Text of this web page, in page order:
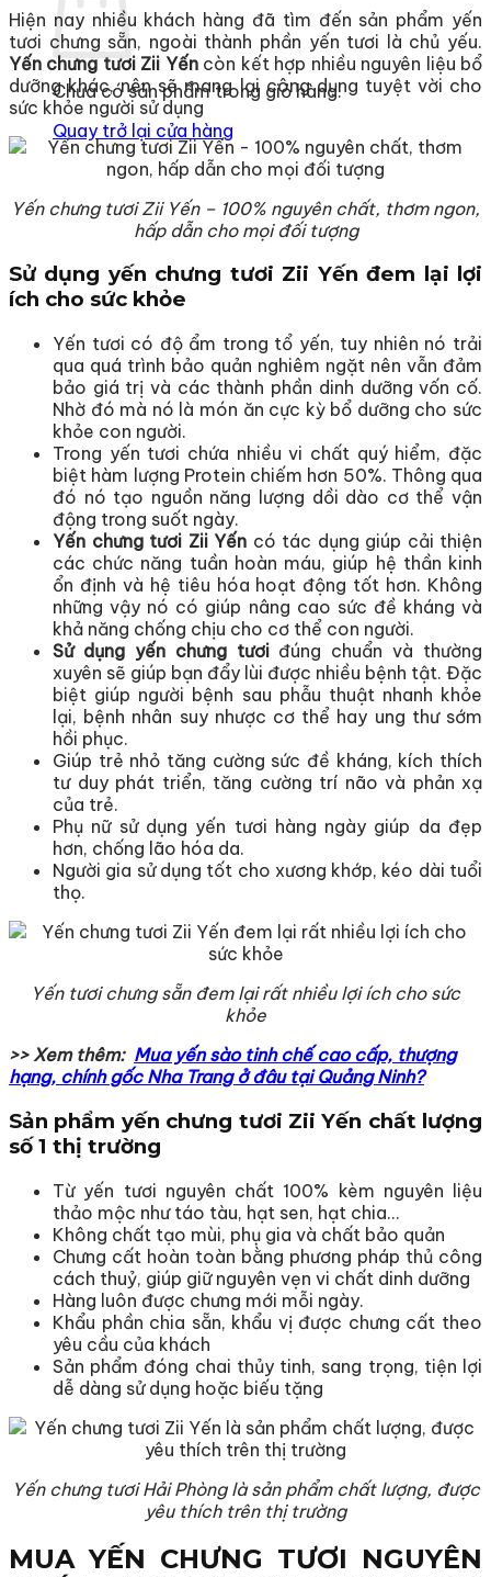
Chưa có sản phẩm trong giỏ hàng.
Quay trở lại cửa hàng
Hiện nay nhiều khách hàng đã tìm đến sản phẩm yến
tươi chưng sẵn, ngoài thành phần yến tươi là chủ yếu.
Yến chưng tươi Zii Yếncòn kết hợp nhiều nguyên liệu bổ
dưỡng khác, nên sẽ mang lại công dụng tuyệt vời cho
sức khỏe người sử dụng
Yến chưng tươi Zii Yến – 100% nguyên chất, thơm ngon,
hấp dẫn cho mọi đối tượng
Sử dụng yến chưng tươi Zii Yến đem lại lợi
ích cho sức khỏe
Yến tươi có độ ẩm trong tổ yến, tuy nhiên nó trải
qua quá trình bảo quản nghiêm ngặt nên vẫn đảm
bảo giá trị và các thành phần dinh dưỡng vốn cố.
Nhờ đó mà nó là món ăn cực kỳ bổ dưỡng cho sức
khỏe con người.
Trong yến tươi chứa nhiều vi chất quý hiểm, đặc
biệt hàm lượng Protein chiếm hơn 50%. Thông qua
đó nó tạo nguồn năng lượng dồi dào cơ thể vận
động trong suốt ngày.
Yến chưng tươi Zii Yến có tác dụng giúp cải thiện
các chức năng tuần hoàn máu, giúp hệ thần kinh
ổn định và hệ tiêu hóa hoạt động tốt hơn. Không
những vậy nó có giúp nâng cao sức đề kháng và
khả năng chống chịu cho cơ thể con người.
Sử dụng yến chưng tươiđúng chuẩn và thường
xuyên sẽ giúp bạn đẩy lùi được nhiều bệnh tật. Đặc
biệt giúp người bệnh sau phẫu thuật nhanh khỏe
lại, bệnh nhân suy nhược cơ thể hay ung thư sớm
hồi phục.
Giúp trẻ nhỏ tăng cường sức đề kháng, kích thích
tư duy phát triển, tăng cường trí não và phản xạ
của trẻ.
Phụ nữ sử dụng yến tươi hàng ngày giúp da đẹp
hơn, chống lão hóa da.
Người gia sử dụng tốt cho xương khớp, kéo dài tuổi
thọ.
Yến tươi chưng sẵn đem lại rất nhiều lợi ích cho sức
khỏe
>> Xem thêm: Mua yến sào tinh chế cao cấp, thượng
hạng, chính gốc Nha Trang ở đâu tại Quảng Ninh?
Sản phẩm yến chưng tươi Zii Yến chất lượng
số 1 thị trường
Từ yến tươi nguyên chất 100% kèm nguyên liệu
thảo mộc như táo tàu, hạt sen, hạt chia…
Không chất tạo mùi, phụ gia và chất bảo quản
Chưng cất hoàn toàn bằng phương pháp thủ công
cách thuỷ, giúp giữ nguyên vẹn vi chất dinh dưỡng
Hàng luôn được chưng mới mỗi ngày.
Khẩu phần chia sẵn, khẩu vị được chưng cất theo
yêu cầu của khách
Sản phẩm đóng chai thủy tinh, sang trọng, tiện lợi
dễ dàng sử dụng hoặc biếu tặng
Yến chưng tươi Hải Phòng là sản phẩm chất lượng, được
yêu thích trên thị trường
MUA YẾN CHƯNG TƯƠI NGUYÊN